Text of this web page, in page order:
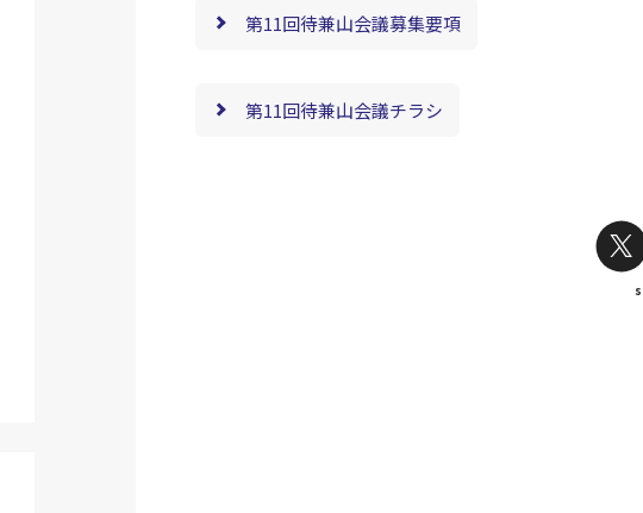
第11回待兼山会議募集要項
第11回待兼山会議チラシ